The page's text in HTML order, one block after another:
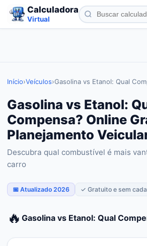
Calculadora
Virtual
Início›Veículos›Gasolina vs Etanol: Qual
Gasolina vs Etanol:
Compensa? Online
Planejamento
Descubra qual combustível é mais
carro
📅 Atualizado 2026 ✓ Gratuito e sem
🔥 Gasolina vs Etanol: Qual